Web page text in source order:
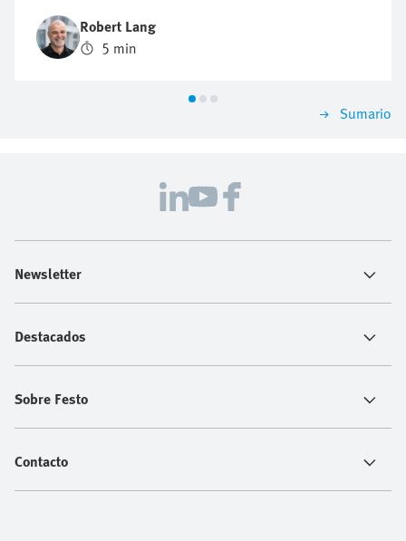
ayudan a reducir este esfuerzo en todo el proceso de
diseño de productos. Estas herramientas ofrecen
soporte a los ingenieros en la selección,
puesta en funcionamiento y mantenimiento. Esto
facilita avanzar desde la pregunta técnica a la solución
automatización eléctricos y neumáticos que le
permiten trabajar más rápido, de manera más
Robert Lang
5 min
Sumario
Newsletter
Destacados
Sobre Festo
Contacto